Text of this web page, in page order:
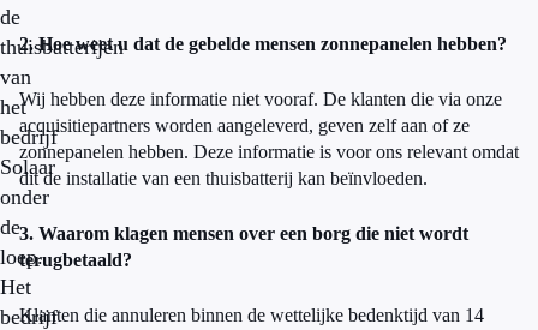
de
thuisbatterijen
van
het
bedrijf
Solaar
onder
de
loep.
Het
bedrijf
2. Hoe weet u dat de gebelde mensen zonnepanelen hebben?
Wij hebben deze informatie niet vooraf. De klanten die via onze
acquisitiepartners worden aangeleverd, geven zelf aan of ze
zonnepanelen hebben. Deze informatie is voor ons relevant omdat
dit de installatie van een thuisbatterij kan beïnvloeden.
3. Waarom klagen mensen over een borg die niet wordt
terugbetaald?
Klanten die annuleren binnen de wettelijke bedenktijd van 14